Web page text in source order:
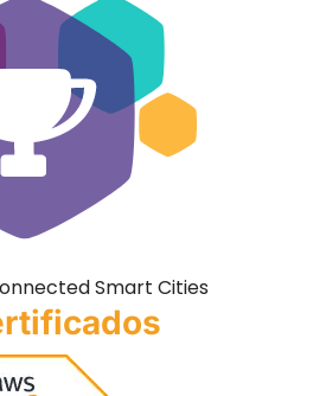
Smart Cities